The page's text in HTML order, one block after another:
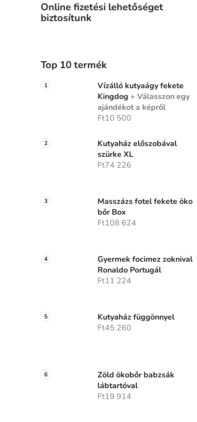
Online fizetési lehetőséget
biztosítunk
Top 10 termék
Vízálló kutyaágy fekete
Kingdog + Válasszon egy
ajándékot a képről
Ft10 500
Kutyaház előszobával
szürke XL
Ft74 226
Masszázs fotel fekete öko
bőr Box
Ft108 624
Gyermek focimez zoknival
Ronaldo Portugál
Ft11 224
Kutyaház függönnyel
Ft45 260
Zöld ökobőr babzsák
lábtartóval
Ft19 914